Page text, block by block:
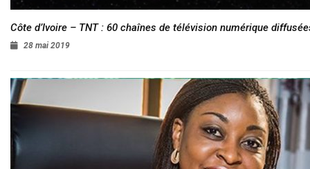
Côte d’Ivoire – TNT : 60 chaînes de télévision numérique
28 mai 2019